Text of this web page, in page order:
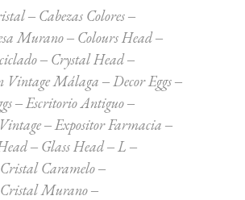
Cabezas Colores
Murano
Colours Head
Crystal Head
Vintage Málaga
Decor Eggs
Escritorio Antiguo
Expositor Farmacia
Glass Head
L
Caramelo
Murano